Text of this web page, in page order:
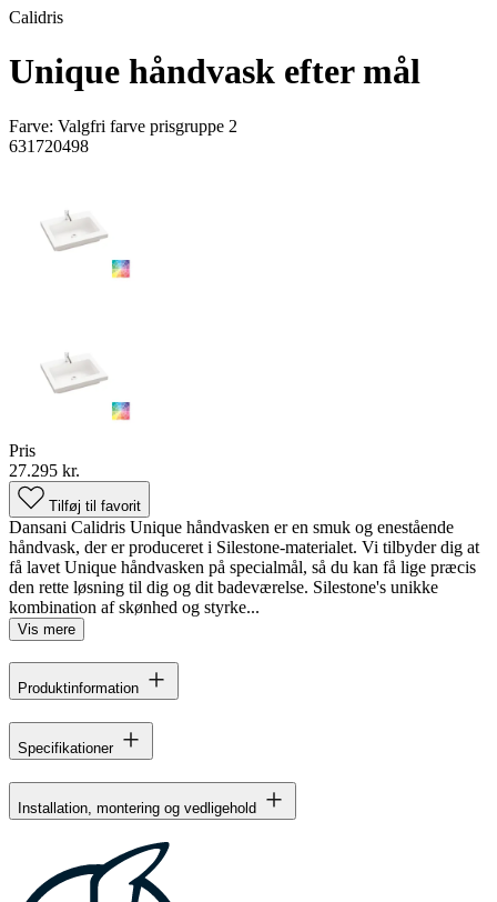
Calidris
Unique håndvask efter mål
Farve: Valgfri farve prisgruppe 2
631720498
Pris
27.295 kr.
Tilføj til favorit
Dansani Calidris Unique håndvasken er en smuk og enestående
håndvask, der er produceret i Silestone-materialet. Vi tilbyder dig at
få lavet Unique håndvasken på specialmål, så du kan få lige præcis
den rette løsning til dig og dit badeværelse. Silestone's unikke
kombination af skønhed og styrke...
Vis mere
Produktinformation
Specifikationer
Installation, montering og vedligehold